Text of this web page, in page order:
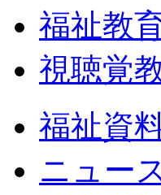
福祉教
視聴覚
福祉資
ニュー